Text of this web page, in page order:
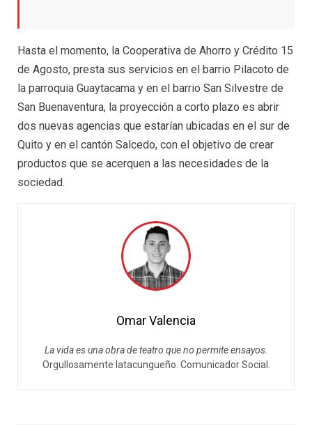
Hasta el momento, la Cooperativa de Ahorro y Crédito 15
de Agosto, presta sus servicios en el barrio Pilacoto de
la parroquia Guaytacama y en el barrio San Silvestre de
San Buenaventura, la proyección a corto plazo es abrir
dos nuevas agencias que estarían ubicadas en el sur de
Quito y en el cantón Salcedo, con el objetivo de crear
productos que se acerquen a las necesidades de la
sociedad.
Omar Valencia
La vida es una obra de teatro que no permite ensayos.
Orgullosamente latacungueño. Comunicador Social.